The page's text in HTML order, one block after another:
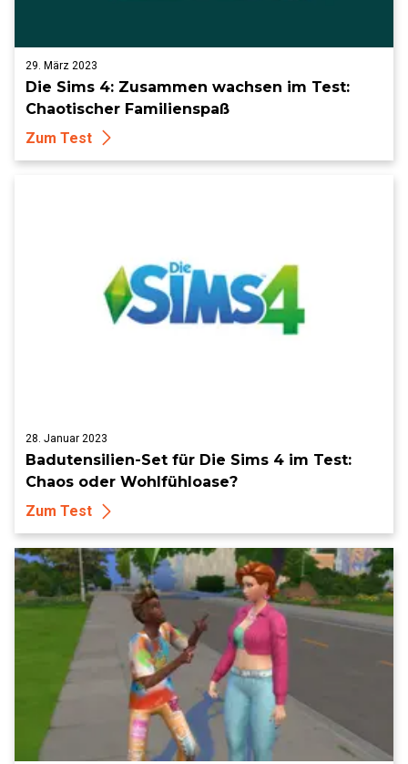
29. März 2023
Die Sims 4: Zusammen wachsen im Test:
Chaotischer Familienspaß
Zum Test
28. Januar 2023
Badutensilien-Set für Die Sims 4 im Test:
Chaos oder Wohlfühloase?
Zum Test